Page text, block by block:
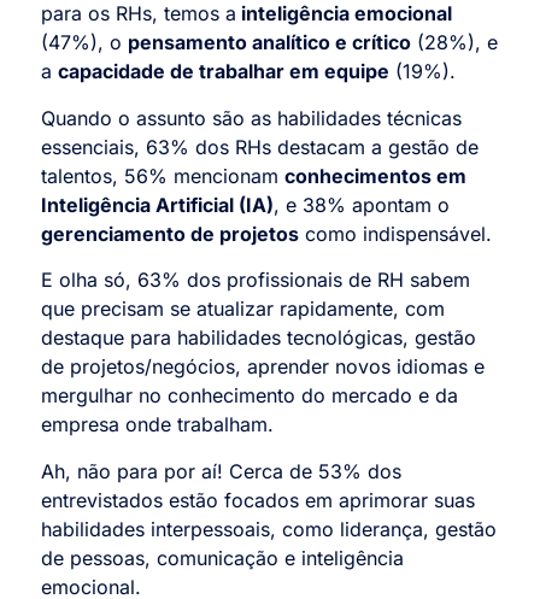
para os RHs, temos a inteligência emocional
(47%), o pensamento analítico e crítico (28%), e
a capacidade de trabalhar em equipe (19%).
Quando o assunto são as habilidades técnicas
essenciais, 63% dos RHs destacam a gestão de
talentos, 56% mencionam conhecimentos em
Inteligência Artificial (IA), e 38% apontam o
gerenciamento de projetos como indispensável.
E olha só, 63% dos profissionais de RH sabem
que precisam se atualizar rapidamente, com
destaque para habilidades tecnológicas, gestão
de projetos/negócios, aprender novos idiomas e
mergulhar no conhecimento do mercado e da
empresa onde trabalham.
Ah, não para por aí! Cerca de 53% dos
entrevistados estão focados em aprimorar suas
habilidades interpessoais, como liderança, gestão
de pessoas, comunicação e inteligência
emocional.